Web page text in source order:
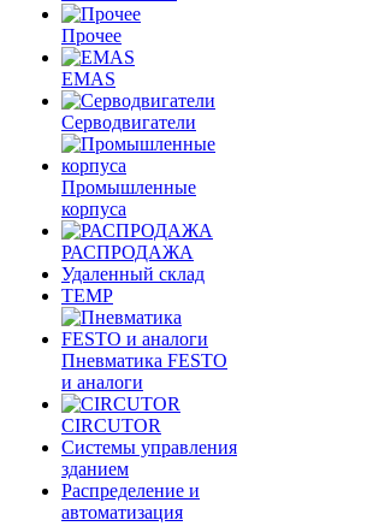
Прочее
EMAS
Cерводвигатели
Промышленные
корпуса
РАСПРОДАЖА
Удаленный склад
TEMP
Пневматика FESTO
и аналоги
CIRCUTOR
Системы управления
зданием
Распределение и
автоматизация